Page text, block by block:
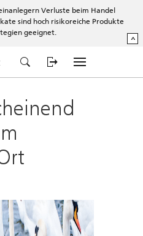
Verluste beim Handel
sind hoch risikoreiche Produkte
geeignet.
^